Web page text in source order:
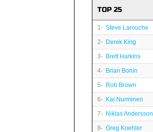
TOP 25
1- Steve Larouche
2- Derek King
3- Brett Harkins
4- Brian Bonin
5- Rob Brown
6- Kai Nurminen
7- Niklas Andersson
8- Greg Koehler